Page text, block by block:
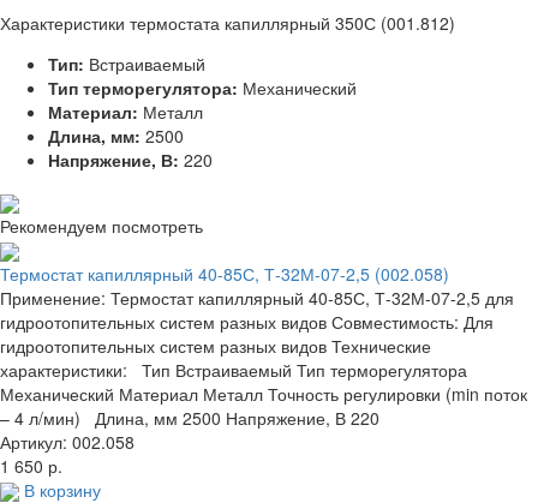
Характеристики термостата капиллярный 350С (001.812)
Тип: Встраиваемый
Тип терморегулятора: Механический
Материал: Металл
Длина, мм: 2500
Напряжение, В: 220
Рекомендуем посмотреть
Термостат капиллярный 40-85С, Т-32М-07-2,5 (002.058)
Применение: Термостат капиллярный 40-85С, Т-32М-07-2,5 для
гидроотопительных систем разных видов Совместимость: Для
гидроотопительных систем разных видов Технические
характеристики: Тип Встраиваемый Тип терморегулятора
Механический Материал Металл Точность регулировки (min поток
– 4 л/мин) Длина, мм 2500 Напряжение, В 220
Артикул: 002.058
1 650 р.
В корзину